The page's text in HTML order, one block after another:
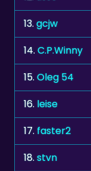
14.C.P.Winny
15. Oleg 54
16. leise
17. faster2
18. stvn
19. Revolver96